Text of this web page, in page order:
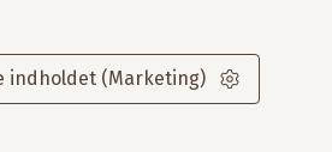
indholdet (Marketing)